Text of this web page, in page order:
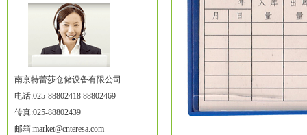
南京特蕾莎仓储设备有限公司
电话:025-88802418 88802469
传真:025-88802439
邮箱:market@cnteresa.com